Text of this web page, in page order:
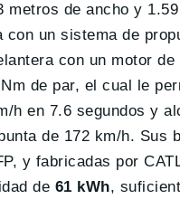
metros de ancho y
con un sistema de
con un motor de
de par, el cual le
h en 7.6 segundos y
de 172 km/h. Sus
y fabricadas por
de 61 kWh,